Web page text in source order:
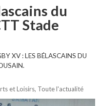
du
Stade
XV : LES BÉLASCAINS DU
et Loisirs, Toute l'actualité